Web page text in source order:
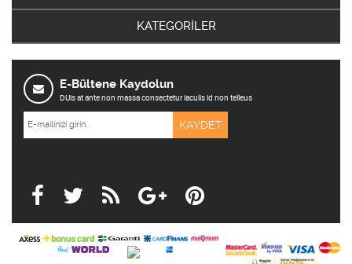
KATEGORİLER
E-Bültene Kaydolun
DUis at ante non massa consectetur iaculis id non telleus